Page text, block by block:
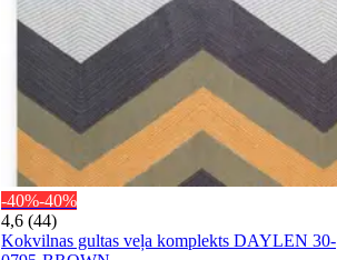
-40%-40%
4,6 (44)
Kokvilnas gultas veļa komplekts DAYLEN 30-